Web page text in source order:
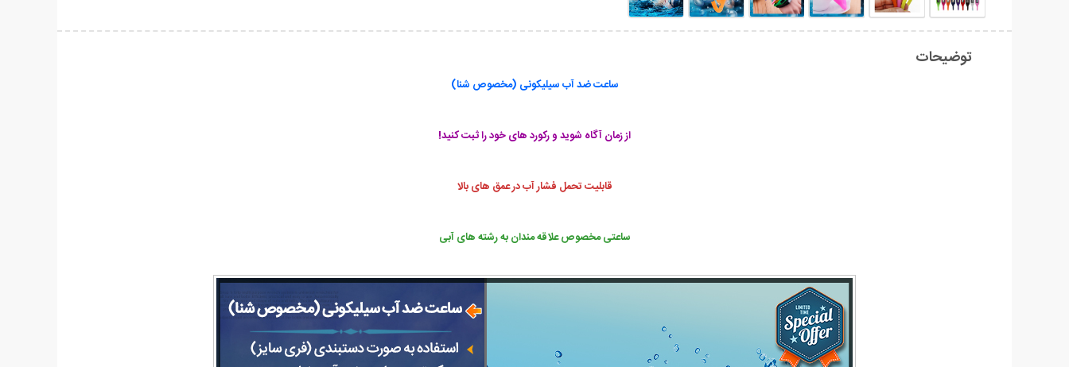
توضیحات
ساعت ضد آب سیلیکونی (مخصوص شنا)
از زمان آگاه شوید و رکورد های خود را ثبت کنید!
قابلیت تحمل فشار آب در عمق های بالا
ساعتی مخصوص علاقه مندان به رشته های آبی